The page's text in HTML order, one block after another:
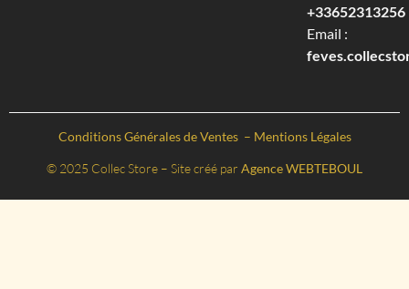
+33652313256‬
Email :
Conditions Générales de Ventes – Mentions Légales
© 2025 Collec Store – Site créé par Agence WEBTEBOUL